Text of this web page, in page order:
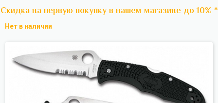
Скидка на первую покупку в нашем магазине до 10% *
Нет в наличии